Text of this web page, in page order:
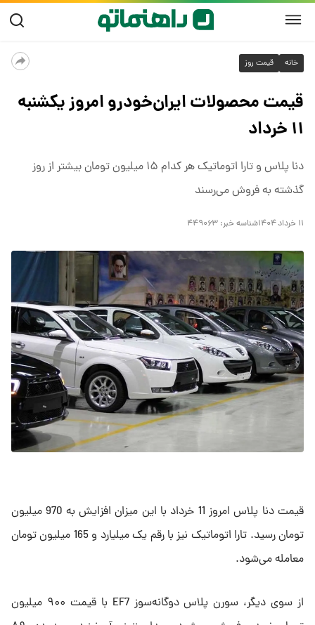
خانه قیمت روز
قیمت محصولات ایران‌خودرو امروز یکشنبه
۱۱ خرداد
دنا پلاس و تارا اتوماتیک هر کدام ۱۵ میلیون تومان بیشتر از روز
گذشته به فروش می‌رسند
۱۱ خرداد ۱۴۰۴ شناسه خبر: ۴۴۹۰۶۳
قیمت دنا پلاس امروز 11 خرداد با این میزان افزایش به 970 میلیون
تومان رسید. تارا اتوماتیک نیز با رقم یک میلیارد و 165 میلیون تومان
معامله می‌شود.
از سوی دیگر، سورن پلاس دوگانه‌سوز EF7 با قیمت ۹۰۰ میلیون